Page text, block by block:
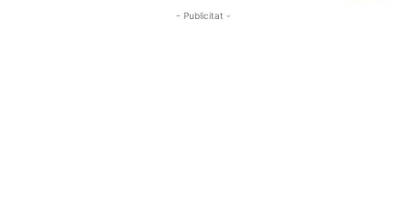
- Publicitat -